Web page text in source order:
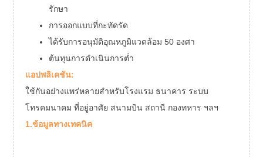
รักษา
การออกแบบที่กะทัดรัด
ได้รับการอนุมัติอุณหภูมิแวดล้อม 50 องศา
ต้นทุนการดำเนินการต่ำ
แอปพลิเคชัน:
ใช้กันอย่างแพร่หลายสำหรับโรงแรม ธนาคาร ระบบ
โทรคมนาคม ที่อยู่อาศัย สนามบิน สถานี กองทหาร ฯลฯ
1.ข้อมูลทางเทคนิค